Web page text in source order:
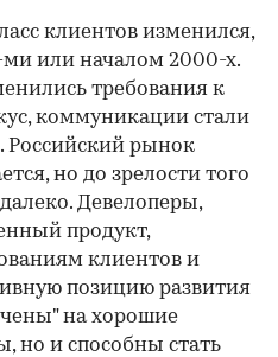
клиентов изменился,
ми или началом 2000-х.
требования к
коммуникации стали
Российский рынок
но до зрелости того
Девелоперы,
продукт,
клиентов и
позицию развития
на хорошие
но и способны стать